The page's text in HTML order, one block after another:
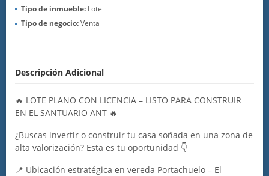
Tipo de inmueble: Lote
Tipo de negocio:Venta
Descripción Adicional
🔥 LOTE PLANO CON LICENCIA – LISTO PARA CONSTRUIR
EN EL SANTUARIO ANT 🔥
¿Buscas invertir o construir tu casa soñada en una zona de
alta valorización? Esta es tu oportunidad 👇
📍 Ubicación estratégica en vereda Portachuelo – El